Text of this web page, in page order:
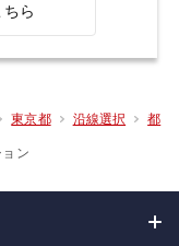
ら
東京都 沿線選択 都
ン